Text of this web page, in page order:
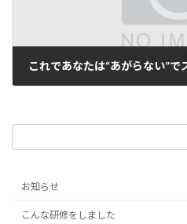
お知らせ
こんな研修をしました